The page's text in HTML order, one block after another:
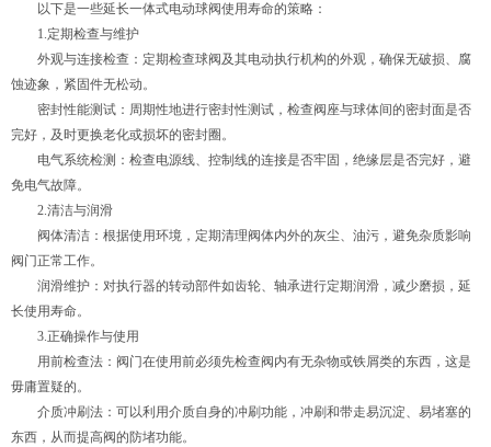
以下是一些延长一体式电动球阀使用寿命的策略：
1.定期检查与维护
外观与连接检查：定期检查球阀及其电动执行机构的外观，确保无破损、腐
蚀迹象，紧固件无松动。
密封性能测试：周期性地进行密封性测试，检查阀座与球体间的密封面是否
完好，及时更换老化或损坏的密封圈。
电气系统检测：检查电源线、控制线的连接是否牢固，绝缘层是否完好，避
免电气故障。
2.清洁与润滑
阀体清洁：根据使用环境，定期清理阀体内外的灰尘、油污，避免杂质影响
阀门正常工作。
润滑维护：对执行器的转动部件如齿轮、轴承进行定期润滑，减少磨损，延
长使用寿命。
3.正确操作与使用
用前检查法：阀门在使用前必须先检查阀内有无杂物或铁屑类的东西，这是
毋庸置疑的。
介质冲刷法：可以利用介质自身的冲刷功能，冲刷和带走易沉淀、易堵塞的
东西，从而提高阀的防堵功能。